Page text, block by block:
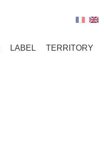
LABEL TERRITORY